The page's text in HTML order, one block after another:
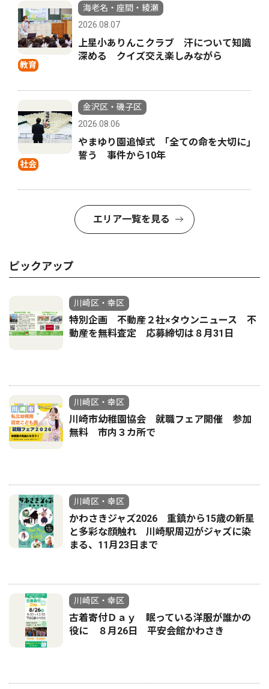
教育
海老名・座間・綾瀬
2026.08.07
上星小ありんこクラブ 汗について知識
深める クイズ交え楽しみながら
社会
金沢区・磯子区
2026.08.06
やまゆり園追悼式 ｢全ての命を大切に｣
誓う 事件から10年
エリア一覧を見る
ピックアップ
川崎区・幸区
特別企画 不動産２社×タウンニュース 不
動産を無料査定 応募締切は８月31日
川崎区・幸区
川崎市幼稚園協会 就職フェア開催 参加
無料 市内３カ所で
川崎区・幸区
かわさきジャズ2026 重鎮から15歳の新星
と多彩な顔触れ 川崎駅周辺がジャズに染
まる、11月23日まで
川崎区・幸区
古着寄付Ｄａｙ 眠っている洋服が誰かの
役に ８月26日 平安会館かわさき